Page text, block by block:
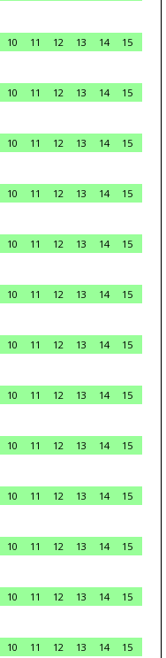
10 11 12 13 14
15
10 11 12 13 14
15
10 11 12 13 14
15
10 11 12 13 14
15
10 11 12 13 14
15
10 11 12 13 14
15
10 11 12 13 14
15
10 11 12 13 14
15
10 11 12 13 14
15
10 11 12 13 14
15
10 11 12 13 14
15
10 11 12 13 14
15
10 11 12 13 14
15